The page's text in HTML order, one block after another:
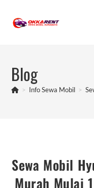
content
Blog
> Info Sewa Mobil >
Sewa Mobil
Murah Mulai